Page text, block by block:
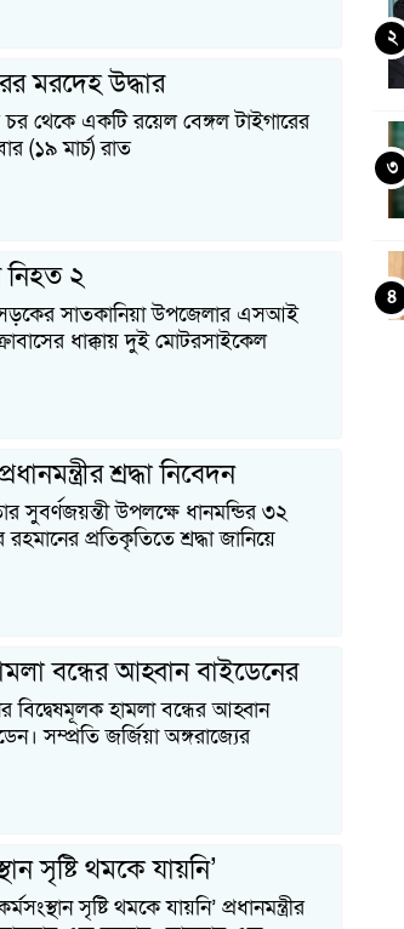
মরদেহ উদ্ধার
থেকে একটি রয়েল বেঙ্গল টাইগারের
(১৯ মার্চ) রাত
নিহত ২
সাতকানিয়া উপজেলার এসআই
ধাক্কায় দুই মোটরসাইকেল
শ্রদ্ধা নিবেদন
সুবর্ণজয়ন্তী উপলক্ষে ধানমন্ডির ৩২
প্রতিকৃতিতে শ্রদ্ধা জানিয়ে
বন্ধের আহ্বান বাইডেনের
বিদ্বেষমূলক হামলা বন্ধের আহ্বান
সম্প্রতি জর্জিয়া অঙ্গরাজ্যের
সৃষ্টি থমকে যায়নি’
সৃষ্টি থমকে যায়নি’ প্রধানমন্ত্রীর
২
৩
৪